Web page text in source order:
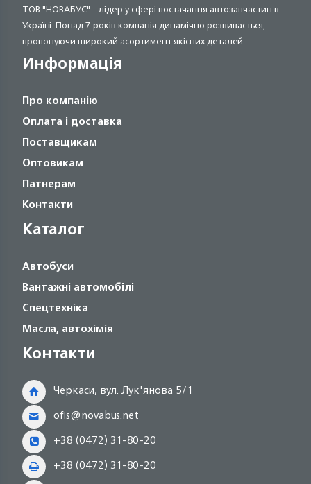
ТОВ "НОВАБУС" – лідер у сфері постачання автозапчастин в
Україні. Понад 7 років компанія динамічно розвивається,
пропонуючи широкий асортимент якісних деталей.
Информація
Про компанію
Оплата і доставка
Поставщикам
Оптовикам
Патнерам
Контакти
Каталог
Автобуси
Вантажні автомобілі
Спецтехніка
Масла, автохімія
Контакти
Черкаси, вул. Лук'янова 5/1
ofis@novabus.net
+38 (0472) 31-80-20
+38 (0472) 31-80-20